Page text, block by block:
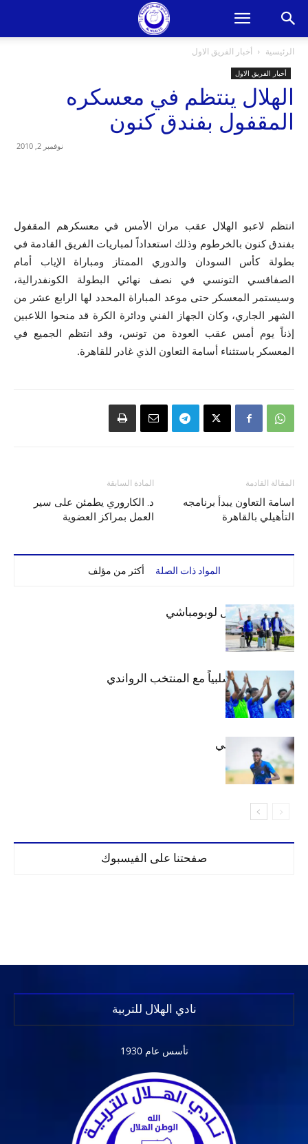
الرئيسية أخبار الفريق الاول
أخبار الفريق الاول
الهلال ينتظم في معسكره
المقفول بفندق كنون
نوفمبر 2, 2010
انتظم لاعبو الهلال عقب مران الأمس في معسكرهم المقفول
بفندق كنون بالخرطوم وذلك استعداداً لمباريات الفريق القادمة في
بطولة كأس السودان والدوري الممتاز ومباراة الإياب أمام
الصفاقسي التونسي في نصف نهائي البطولة الكونفدرالية،
وسيستمر المعسكر حتى موعد المباراة المحدد لها الرابع عشر من
الشهر الجاري، وكان الجهاز الفني ودائرة الكرة قد منحوا اللاعبين
إذناً يوم أمس عقب العودة من تونس، وقد انتظم الجميع في
المعسكر باستثناء أسامة التعاون الذي غادر للقاهرة.
المادة السابقة
د. الكاروري يطمئن على سير
العمل بمراكز العضوية
المقالة القادمة
اسامة التعاون يبدأ برنامجه
التأهيلي بالقاهرة
المواد ذات الصلة أكثر من مؤلف
بعثة الهلال تصل لوبومباشي
الهلال يتعادل سلبياً مع المنتخب الرواندي
إعدادياً
كنن يصل كيجالي
صفحتنا على الفيسبوك
نادي الهلال للتربية
تأسس عام 1930